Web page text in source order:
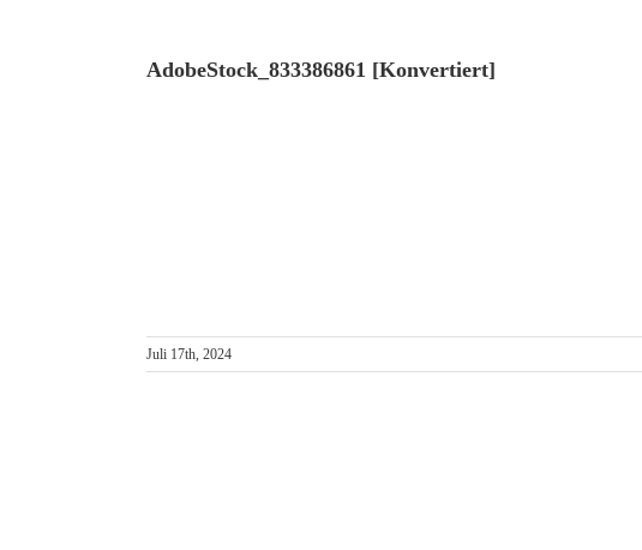
AdobeStock_833386861 [Konvertiert]
Juli 17th, 2024